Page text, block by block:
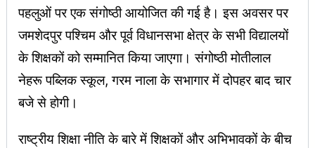
पहलुओं पर एक संगोष्ठी आयोजित की गई है। इस अवसर पर
जमशेदपुर पश्चिम और पूर्व विधानसभा क्षेत्र के सभी विद्यालयों
के शिक्षकों को सम्मानित किया जाएगा। संगोष्ठी मोतीलाल
नेहरू पब्लिक स्कूल, गरम नाला के सभागार में दोपहर बाद चार
बजे से होगी।
राष्ट्रीय शिक्षा नीति के बारे में शिक्षकों और अभिभावकों के बीच